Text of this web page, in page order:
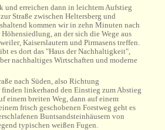
und erreichen dann in leichtem Aufstieg
Straße zwischen Heltersberg und
kommen wir in zehn Minuten nach
an der sich die Wege aus
Kaiserslautern und Pirmasens treffen.
es dort das "Haus der Nachhaltigkeit",
nachhaltiges Wirtschaften und moderne
nach Süden, also Richtung
linkerhand den Einstieg zum Abstieg
einem breiten Weg, dann auf einem
frisch geschobenen Forstweg geht es
Buntsandsteinhäusern von
typischen weißen Fugen.